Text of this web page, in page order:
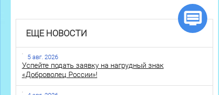
ЕЩЕ НОВОСТИ
5 авг. 2026
Успейте подать заявку на нагрудный знак
«Доброволец России»!